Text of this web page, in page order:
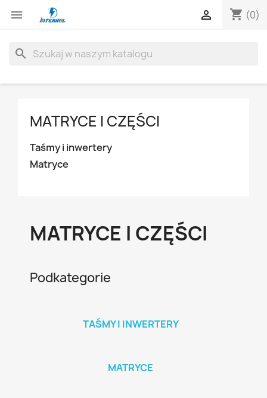
 shopping_cart (0)

search
MATRYCE I CZĘŚCI
Taśmy i inwertery
Matryce
MATRYCE I CZĘŚCI
Podkategorie
TAŚMY I INWERTERY
MATRYCE